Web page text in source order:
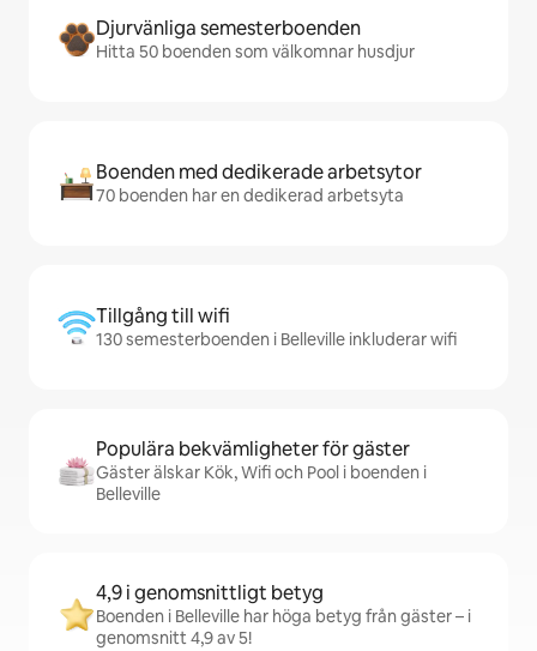
Djurvänliga semesterboenden
Hitta 50 boenden som välkomnar husdjur
Boenden med dedikerade arbetsytor
70 boenden har en dedikerad arbetsyta
Tillgång till wifi
130 semesterboenden i Belleville inkluderar wifi
Populära bekvämligheter för gäster
Gäster älskar Kök, Wifi och Pool i boenden i
Belleville
4,9 i genomsnittligt betyg
Boenden i Belleville har höga betyg från gäster – i
genomsnitt 4,9 av 5!